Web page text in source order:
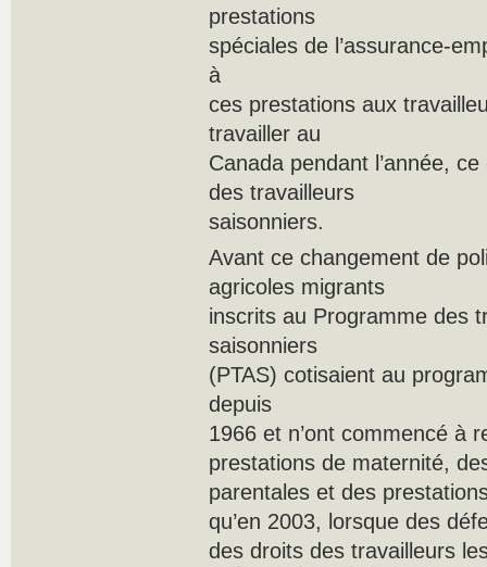
prestations
spéciales de l’assurance-
à
ces prestations aux
travailler au
Canada pendant l’année,
des travailleurs
saisonniers.
Avant ce changement de
agricoles migrants
inscrits au Programme des
saisonniers
(PTAS) cotisaient au
depuis
1966 et n’ont commencé à
prestations de maternité,
parentales et des
qu’en 2003, lorsque des
des droits des travailleurs